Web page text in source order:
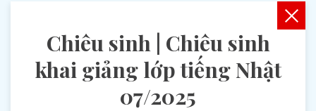
Chiêu sinh | Chiêu sinh
khai giảng lớp tiếng Nhật
07/2025